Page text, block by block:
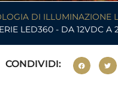
DI ILLUMINAZIONE
LED360 - DA 12VDC A
CONDIVIDI: